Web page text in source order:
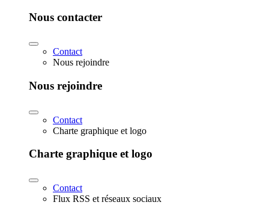
Nous contacter
Contact
Nous rejoindre
Nous rejoindre
Contact
Charte graphique et logo
Charte graphique et logo
Contact
Flux RSS et réseaux sociaux